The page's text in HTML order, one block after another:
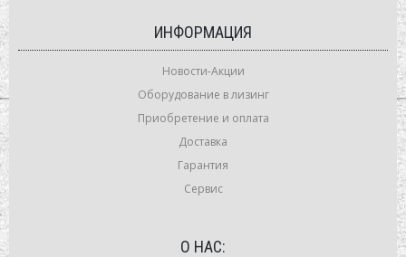
ИНФОРМАЦИЯ
Новости-Акции
Оборудование в лизинг
Приобретение и оплата
Доставка
Гарантия
Сервис
О НАС: